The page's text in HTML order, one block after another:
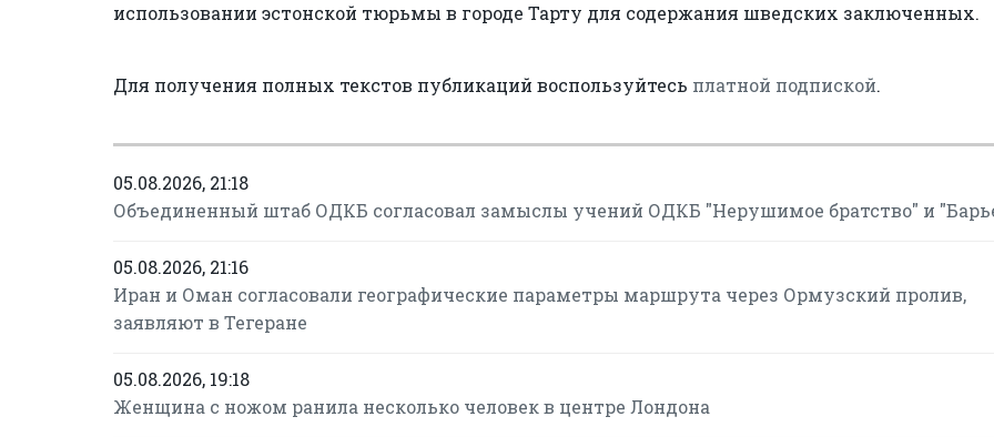
использовании эстонской тюрьмы в городе Тарту для содержания шведских заключенных.
Для получения полных текстов публикаций воспользуйтесь платной подпиской.
05.08.2026, 21:18
Объединенный штаб ОДКБ согласовал замыслы учений ОДКБ "Нерушимое братство" и
05.08.2026, 21:16
Иран и Оман согласовали географические параметры маршрута через Ормузский пролив,
заявляют в Тегеране
05.08.2026, 19:18
Женщина с ножом ранила несколько человек в центре Лондона